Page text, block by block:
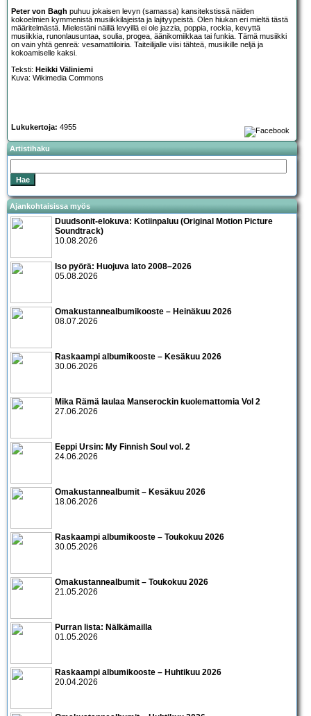
Peter von Bagh puhuu jokaisen levyn (samassa) kansitekstissä näiden
kokoelmien kymmenistä musiikkilajeista ja lajityypeistä. Olen hiukan eri mieltä tästä
määritelmästä. Mielestäni näillä levyillä ei ole jazzia, poppia, rockia, kevyttä
musiikkia, runonlausuntaa, soulia, progea, äänikomiikkaa tai funkia. Tämä musiikki
on vain yhtä genreä: vesamattiloiria. Taiteilijalle viisi tähteä, musiikille neljä ja
kokoamiselle kaksi.
Teksti: Heikki Väliniemi
Kuva: Wikimedia Commons
Lukukertoja: 4955
Artistihaku
Ajankohtaisissa myös
Duudsonit-elokuva: Kotiinpaluu (Original Motion Picture
Soundtrack)
10.08.2026
Iso pyörä: Huojuva lato 2008–2026
05.08.2026
Omakustannealbumikooste – Heinäkuu 2026
08.07.2026
Raskaampi albumikooste – Kesäkuu 2026
30.06.2026
Mika Rämä laulaa Manserockin kuolemattomia Vol 2
27.06.2026
Eeppi Ursin: My Finnish Soul vol. 2
24.06.2026
Omakustannealbumit – Kesäkuu 2026
18.06.2026
Raskaampi albumikooste – Toukokuu 2026
30.05.2026
Omakustannealbumit – Toukokuu 2026
21.05.2026
Purran lista: Nälkämailla
01.05.2026
Raskaampi albumikooste – Huhtikuu 2026
20.04.2026